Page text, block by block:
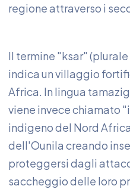
regione attraverso i
Il termine "ksar"
indica un villaggio
Africa. In lingua
viene invece chiamato
indigeno del Nord
dell'Ounila creando
proteggersi dagli
saccheggio delle loro